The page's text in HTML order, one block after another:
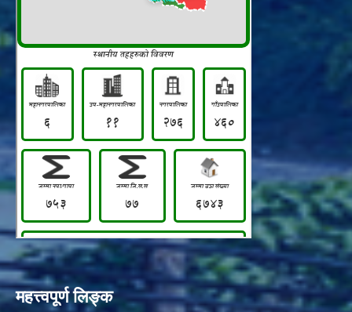
महत्त्वपूर्ण लिङ्क